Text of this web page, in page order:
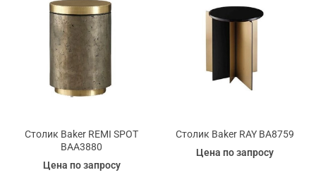
Столик Baker REMI SPOT
BAA3880
Цена по запросу
Столик Baker RAY BA8759
Цена по запросу